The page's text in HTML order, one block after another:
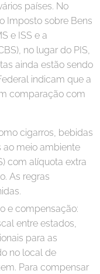
países. No
Imposto sobre Bens
e ISS e a
no lugar do PIS,
ainda estão sendo
indicam que a
comparação com
cigarros, bebidas
ao meio ambiente
com alíquota extra
As regras
e compensação:
entre estados,
para as
no local de
Para compensar